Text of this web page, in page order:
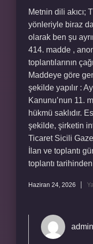
Metnin dili akıcı;
yönleriyle biraz
olarak ben şu
414. madde ,
toplantılarının
Maddeye göre
şekilde yapılır :
Kanunu’nun 11.
hükmü saklıdır.
şekilde, şirketin
Ticaret Sicili
İlan ve toplantı
toplantı
Haziran 24, 2026
admin